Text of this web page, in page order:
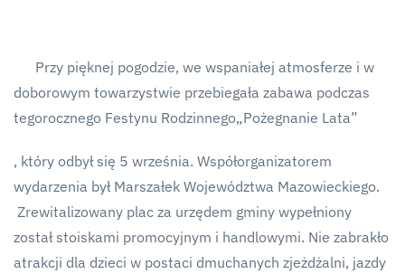
Przy pięknej pogodzie, we wspaniałej atmosferze i w
doborowym towarzystwie przebiegała zabawa podczas
tegorocznego Festynu Rodzinnego„Pożegnanie Lata”
, który odbył się 5 września. Współorganizatorem
wydarzenia był Marszałek Województwa Mazowieckiego.
Zrewitalizowany plac za urzędem gminy wypełniony
został stoiskami promocyjnym i handlowymi. Nie zabrakło
atrakcji dla dzieci w postaci dmuchanych zjeżdżalni, jazdy